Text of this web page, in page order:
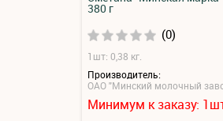
380 г
(0)
1шт: 0,38 кг.
Производитель:
ОАО "Минский молочный
Минимум к заказу: 1